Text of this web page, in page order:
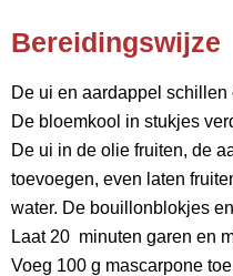
Bereidingswijze
De ui en aardappel schillen
De bloemkool in stukjes
De ui in de olie fruiten, de
toevoegen, even laten
water. De bouillonblokjes
Laat 20 minuten garen en
Voeg 100 g mascarpone